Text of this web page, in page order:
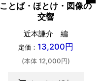
ことば・ほとけ・図像の
交響
近本謙介 編
定価： 13,200円
(本体 12,000円)